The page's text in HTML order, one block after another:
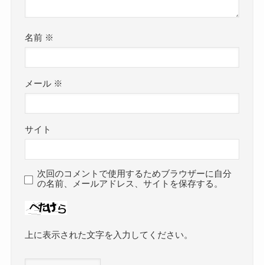
名前 ※
メール ※
サイト
次回のコメントで使用するためブラウザーに自分
の名前、メールアドレス、サイトを保存する。
上に表示された文字を入力してください。